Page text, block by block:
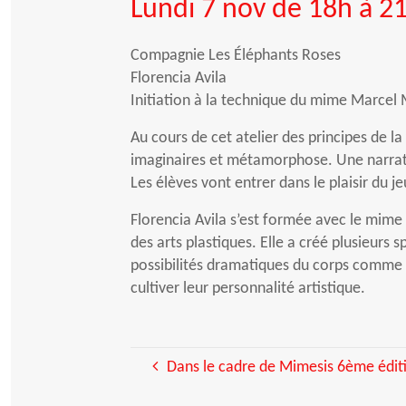
Lundi 7 nov de 18h à
Compagnie Les Éléphants Roses
Florencia Avila
Initiation à la technique du mime Marcel
Au cours de cet atelier des principes de
imaginaires et métamorphose. Une
Les élèves vont entrer dans le plaisir du
Florencia Avila s’est formée avec le
des arts plastiques. Elle a créé plusieurs
possibilités dramatiques du corps
cultiver leur personnalité artistique.
Dans le cadre de Mimesis 6ème